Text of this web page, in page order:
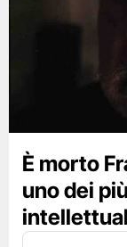
È morto
uno dei